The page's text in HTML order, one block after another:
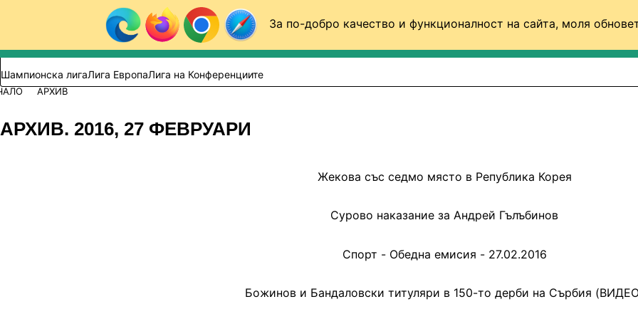
За по-добро качество и функционалност на сайта, моля
Към съдържанието
Търси в сайта
ВИДЕО ФУТБОЛ (БГ)
Шампионска лигаЛига ЕвропаЛига на Конференциите
АРХИВ
АРХИВ. 2016, 27 ФЕВРУАРИ
Жекова със седмо място в Република Корея
Сурово наказание за Андрей Гълъбинов
Спорт - Обедна емисия - 27.02.2016
Божинов и Бандаловски титуляри в 150-то дерби на Сърбия